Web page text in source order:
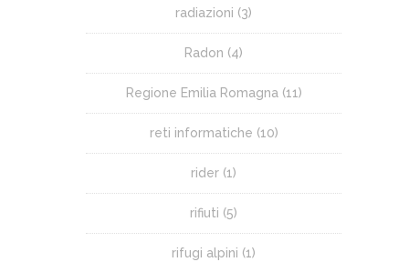
radiazioni (3)
Radon (4)
Regione Emilia Romagna (11)
reti informatiche (10)
rider (1)
rifiuti (5)
rifugi alpini (1)